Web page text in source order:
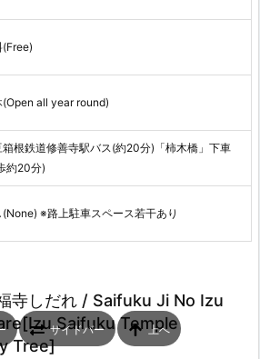
(Free)
(Open all year round)
箱根鉄道修善寺駅バス(約20分)「柿木橋」下車
約20分)
(None) ※路上駐車スペース若干あり
寺しだれ / Saifuku Ji No Izu
Saifuku Temple
Tree]
サイドバー 上へ